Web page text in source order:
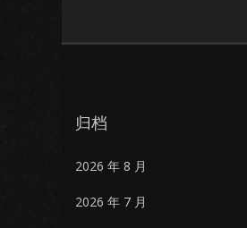
归档
2026 年 8 月
2026 年 7 月